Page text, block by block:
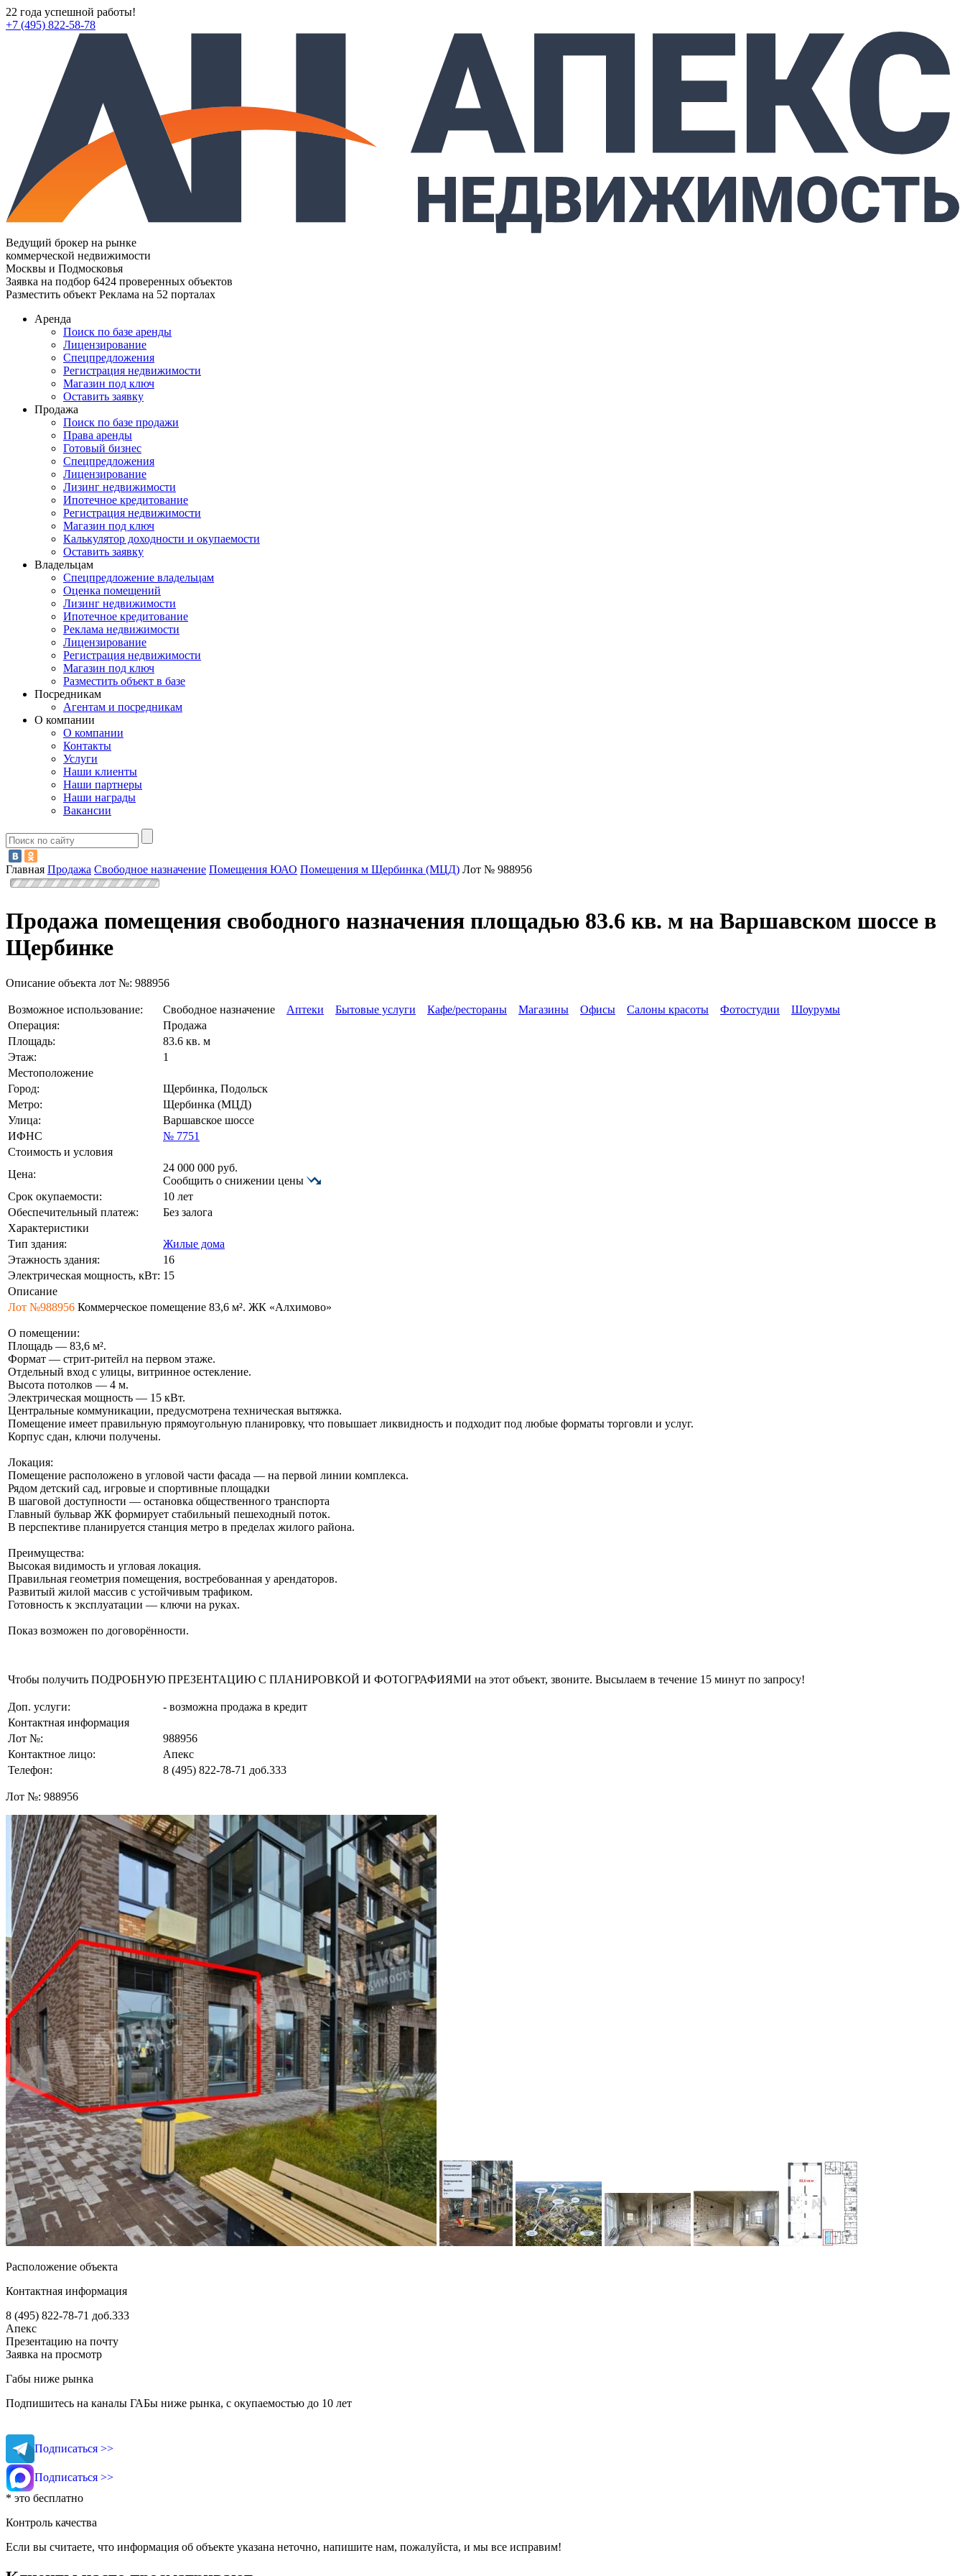
22 года успешной работы!
+7 (495) 822-58-78
Ведущий брокер на рынке
коммерческой недвижимости
Москвы и Подмосковья
Заявка на подбор 6424 проверенных объектов
Разместить объект Реклама на 52 порталах
Аренда
Поиск по базе аренды
Лицензирование
Спецпредложения
Регистрация недвижимости
Магазин под ключ
Оставить заявку
Продажа
Поиск по базе продажи
Права аренды
Готовый бизнес
Спецпредложения
Лицензирование
Лизинг недвижимости
Ипотечное кредитование
Регистрация недвижимости
Магазин под ключ
Калькулятор доходности и окупаемости
Оставить заявку
Владельцам
Спецпредложение владельцам
Оценка помещений
Лизинг недвижимости
Ипотечное кредитование
Реклама недвижимости
Лицензирование
Регистрация недвижимости
Магазин под ключ
Разместить объект в базе
Посредникам
Агентам и посредникам
О компании
О компании
Контакты
Услуги
Наши клиенты
Наши партнеры
Наши награды
Вакансии
Главная Продажа Свободное назначение Помещения ЮАО Помещения м Щербинка (МЦД) Лот № 988956
Продажа помещения свободного назначения площадью 83.6 кв. м на Варшавском шоссе в
Щербинке
Описание объекта лот №: 988956
Возможное использование: Свободное назначение Аптеки Бытовые услуги Кафе/рестораны Магазины Офисы Салоны красоты Фотостудии
Шоурумы
Операция:
Продажа
Площадь:
83.6 кв. м
Этаж:
1
Местоположение
Город:
Щербинка, Подольск
Метро:
Щербинка (МЦД)
Улица:
Варшавское шоссе
ИФНС
№ 7751
Стоимость и условия
Цена:
24 000 000 руб.
Сообщить о снижении цены
Срок окупаемости:
10 лет
Обеспечительный платеж:
Без залога
Характеристики
Тип здания:
Жилые дома
Этажность здания:
16
Электрическая мощность, кВт: 15
Описание
Лот №988956 Коммерческое помещение 83,6 м². ЖК «Алхимово»
О помещении:
Площадь — 83,6 м².
Формат — стрит-ритейл на первом этаже.
Отдельный вход с улицы, витринное остекление.
Высота потолков — 4 м.
Электрическая мощность — 15 кВт.
Центральные коммуникации, предусмотрена техническая вытяжка.
Помещение имеет правильную прямоугольную планировку, что повышает ликвидность и подходит под любые форматы торговли и услуг.
Корпус сдан, ключи получены.
Локация:
Помещение расположено в угловой части фасада — на первой линии комплекса.
Рядом детский сад, игровые и спортивные площадки
В шаговой доступности — остановка общественного транспорта
Главный бульвар ЖК формирует стабильный пешеходный поток.
В перспективе планируется станция метро в пределах жилого района.
Преимущества:
Высокая видимость и угловая локация.
Правильная геометрия помещения, востребованная у арендаторов.
Развитый жилой массив с устойчивым трафиком.
Готовность к эксплуатации — ключи на руках.
Показ возможен по договорённости.
Чтобы получить ПОДРОБНУЮ ПРЕЗЕНТАЦИЮ С ПЛАНИРОВКОЙ И ФОТОГРАФИЯМИ на этот объект, звоните. Высылаем в течение 15 минут по запросу!
Доп. услуги:
- возможна продажа в кредит
Контактная информация
Лот №:
988956
Контактное лицо:
Апекс
Телефон:
8 (495) 822-78-71 доб.333
Лот №: 988956
Расположение объекта
Контактная информация
8 (495) 822-78-71 доб.333
Апекс
Презентацию на почту
Заявка на просмотр
Габы ниже рынка
Подпишитесь на каналы ГАБы ниже рынка, с окупаемостью до 10 лет
Подписаться >>
Подписаться >>
* это бесплатно
Контроль качества
Если вы считаете, что информация об объекте указана неточно, напишите нам, пожалуйста, и мы все исправим!